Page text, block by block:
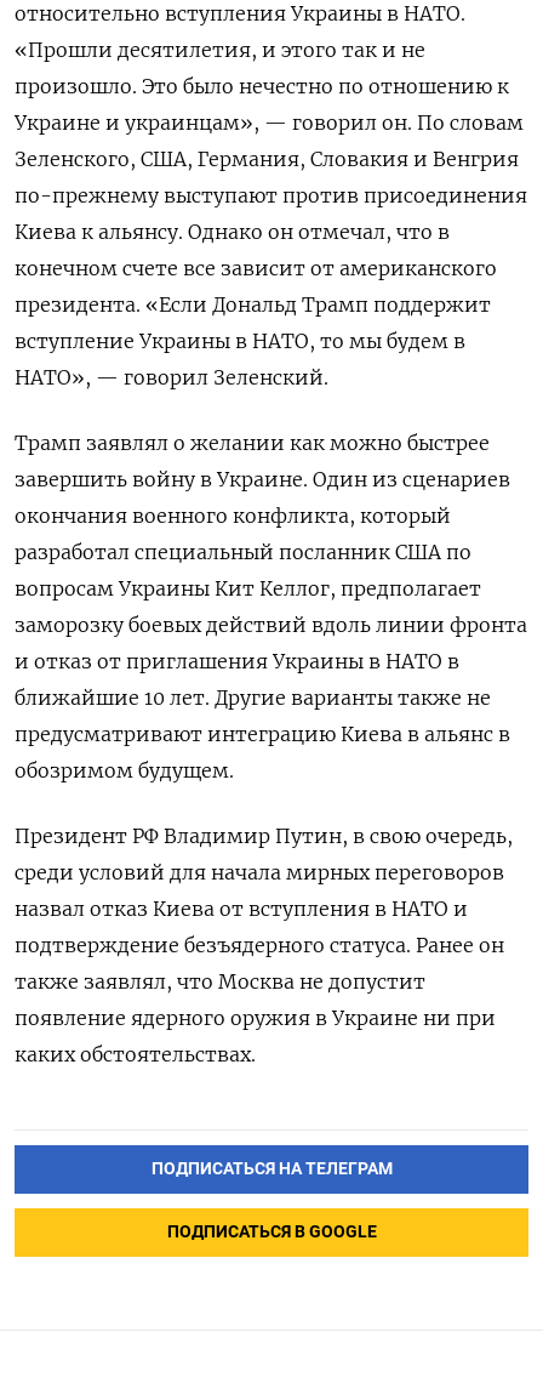
относительно вступления Украины в НАТО.
«Прошли десятилетия, и этого так и не
произошло. Это было нечестно по отношению к
Украине и украинцам», — говорил он. По словам
Зеленского, США, Германия, Словакия и Венгрия
по-прежнему выступают против присоединения
Киева к альянсу. Однако он отмечал, что в
конечном счете все зависит от американского
президента. «Если Дональд Трамп поддержит
вступление Украины в НАТО, то мы будем в
НАТО», — говорил Зеленский.
Трамп заявлял о желании как можно быстрее
завершить войну в Украине. Один из сценариев
окончания военного конфликта, который
разработал специальный посланник США по
вопросам Украины Кит Келлог, предполагает
заморозку боевых действий вдоль линии фронта
и отказ от приглашения Украины в НАТО в
ближайшие 10 лет. Другие варианты также не
предусматривают интеграцию Киева в альянс в
обозримом будущем.
Президент РФ Владимир Путин, в свою очередь,
среди условий для начала мирных переговоров
назвал отказ Киева от вступления в НАТО и
подтверждение безъядерного статуса. Ранее он
также заявлял, что Москва не допустит
появление ядерного оружия в Украине ни при
каких обстоятельствах.
ПОДПИСАТЬСЯ НА ТЕЛЕГРАМ
ПОДПИСАТЬСЯ В GOOGLE